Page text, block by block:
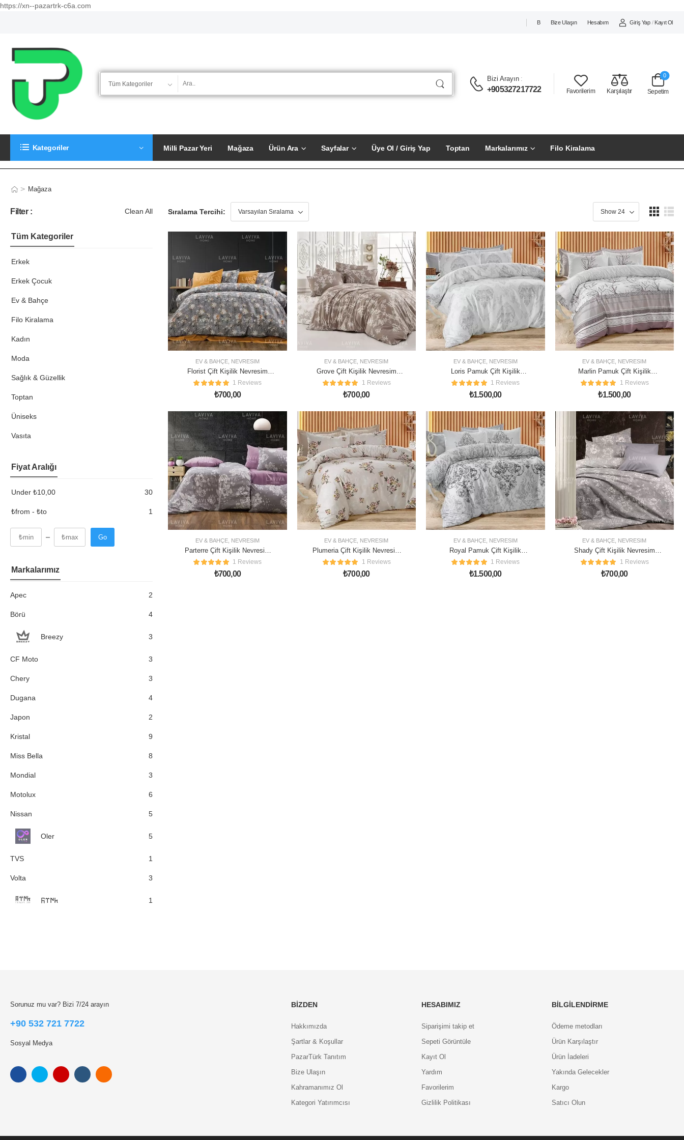
https://xn--pazartrk-c6a.com
B Bize Ulaşın Hesabım Giriş Yap / Kayıt Ol
Bizi Arayın :
+905327217722 Favorilerim Karşılaştır Sepetim
0
Kategoriler Milli Pazar Yeri Mağaza Ürün Ara Sayfalar Üye Ol / Giriş Yap Toptan Markalarımız Filo Kiralama
> Mağaza
Filter : Clean All
Tüm Kategoriler
Erkek
Erkek Çocuk
Ev & Bahçe
Filo Kiralama
Kadın
Moda
Sağlık & Güzellik
Toptan
Üniseks
Vasıta
Fiyat Aralığı
Under ₺10,00 30
₺from - ₺to 1
Go
Markalarımız
Apec 2
Börü 4
Breezy 3
CF Moto 3
Chery 3
Dugana 4
Japon 2
Kristal 9
Miss Bella 8
Mondial 3
Motolux 6
Nissan 5
Oler 5
TVS 1
Volta 3
𐱅𐰇𐰼𐰜 1
Sıralama Tercihi:
EV & BAHÇE, NEVRESIM
Florist Çift Kişilik Nevresim
Takımı1 Reviews
₺700,00
EV & BAHÇE NEVRESIM
Grove Çift Kişilik Nevresim
Takımı1 Reviews
₺700,00
EV & BAHÇE, NEVRESIM
Loris Pamuk Çift Kişilik
Nevresim Takımı
1 Reviews
₺1.500,00
EV & BAHÇE NEVRESIM
Marlin Pamuk Çift Kişilik
Nevresim Takımı
1 Reviews
₺1.500,00
EV & BAHÇE, NEVRESIM
Parterre Çift Kişilik Nevresim
Takımı1 Reviews
₺700,00
EV & BAHÇE NEVRESIM
Plumeria Çift Kişilik Nevresim
Takımı1 Reviews
₺700,00
EV & BAHÇE, NEVRESIM
Royal Pamuk Çift Kişilik
Nevresim Takımı
1 Reviews
₺1.500,00
EV & BAHÇE NEVRESIM
Shady Çift Kişilik Nevresim
Takımı1 Reviews
₺700,00
Sorunuz mu var? Bizi 7/24 arayın
+90 532 721 7722
Sosyal Medya
BIZDEN
Hakkımızda
Şartlar & Koşullar
PazarTürk Tanıtım
Bize Ulaşın
Kahramanımız Ol
Kategori Yatırımcısı
HESABIMIZ
Siparişimi takip et
Sepeti Görüntüle
Kayıt Ol
Yardım
Favorilerim
Gizlilik Politikası
BILGILENDIRME
Ödeme metodları
Ürün Karşılaştır
Ürün İadeleri
Yakında Gelecekler
Kargo
Satıcı Olun